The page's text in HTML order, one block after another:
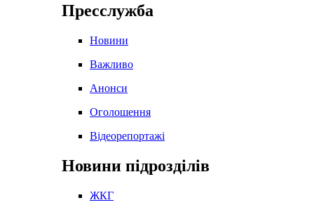
Пресслужба
Новини
Важливо
Анонси
Оголошення
Відеорепортажі
Новини підрозділів
ЖКГ